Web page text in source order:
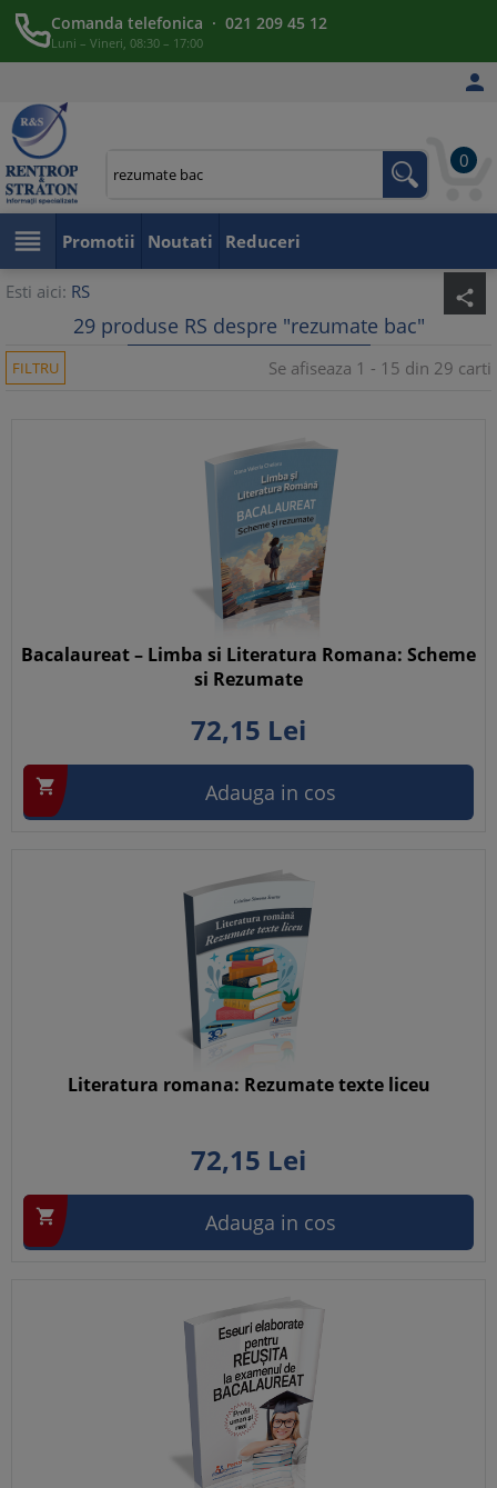
Comanda telefonica · 021 209 45 12
Luni – Vineri, 08:30 – 17:00

0
 Promotii Noutati Reduceri
Esti aici: RS share
29 produse RS despre "rezumate bac"
FILTRU Se afiseaza 1 - 15 din 29 carti
Bacalaureat – Limba si Literatura Romana: Scheme
si Rezumate
72,15 Lei
 Adauga in cos
Literatura romana: Rezumate texte liceu
72,15 Lei
 Adauga in cos